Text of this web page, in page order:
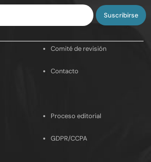
Comité de revisión
Contacto
Proceso editorial
GDPR/CCPA